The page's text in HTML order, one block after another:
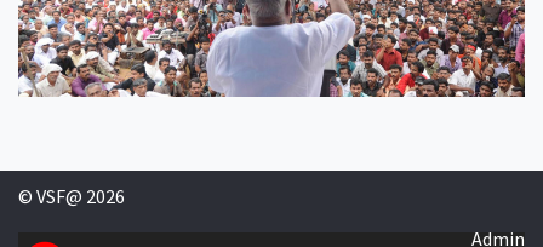
© VSF@ 2026
Admin